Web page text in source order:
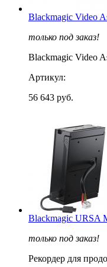
Blackmagic Video
только под заказ!
Blackmagic Video
Артикул:
56 643 руб.
Blackmagic URSA
только под заказ!
Рекордер для